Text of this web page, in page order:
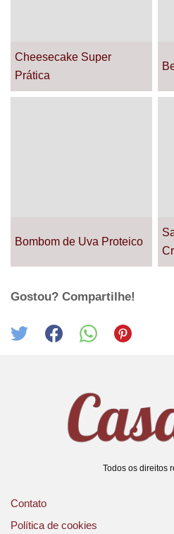
Cheesecake Super
Prática
Bombom de Uva Proteico
Gostou? Compartilhe!
Todos os direitos
Contato
Política de cookies